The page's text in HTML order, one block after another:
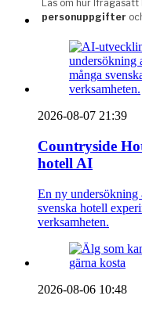
2026-08-07 21:39
Countryside
hotell AI
En ny undersökning
svenska hotell
verksamheten.
2026-08-06 10:48